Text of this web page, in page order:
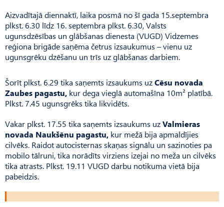
Aizvadītajā diennaktī, laika posmā no šī gada 15.septembra
plkst. 6.30 līdz 16. septembra plkst. 6.30, Valsts
ugunsdzēsības un glābšanas dienesta (VUGD) Vidzemes
reģiona brigāde saņēma četrus izsaukumus – vienu uz
ugunsgrēku dzēšanu un trīs uz glābšanas darbiem.
Šorīt plkst. 6.29 tika saņemts izsaukums uzCēsu novada
Zaubes pagastu, kur dega vieglā automašīna 10m² platībā.
Plkst. 7.45 ugunsgrēks tika likvidēts.
Vakar plkst. 17.55 tika saņemts izsaukums uzValmieras
novada Naukšēnu pagastu, kur mežā bija apmaldījies
cilvēks. Raidot autocisternas skaņas signālu un sazinoties pa
mobilo tālruni, tika norādīts virziens izejai no meža un cilvēks
tika atrasts. Plkst. 19.11 VUGD darbu notikuma vietā bija
pabeidzis.